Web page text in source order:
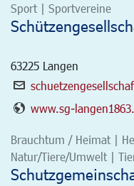
Sport | Sportvereine
63225 Langen
www.sg-
Brauchtum / Heimat |
Natur/Tiere/Umwelt |